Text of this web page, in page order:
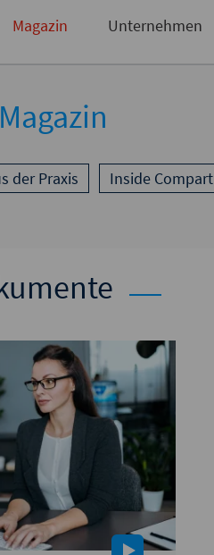
Zugangsdaten anfordern
Magazin Unternehmen
Magazin
der Praxis Inside Compart